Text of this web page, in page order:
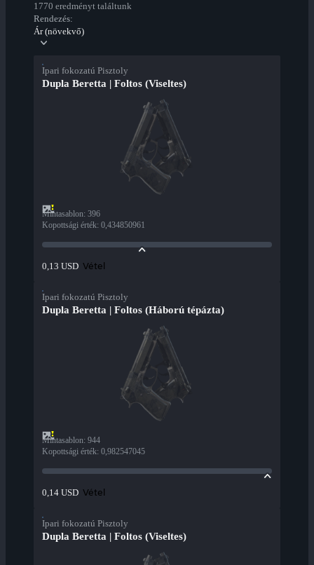
1770 eredményt találtunk
Rendezés:
Ár (növekvő)
Ipari fokozatú Pisztoly
Dupla Beretta | Foltos (Viseltes)
Mintasablon: 396
Kopottsági érték: 0,434850961
0,13 USD Vétel
Ipari fokozatú Pisztoly
Dupla Beretta | Foltos (Háború tépázta)
Mintasablon: 944
Kopottsági érték: 0,982547045
0,14 USD Vétel
Ipari fokozatú Pisztoly
Dupla Beretta | Foltos (Viseltes)